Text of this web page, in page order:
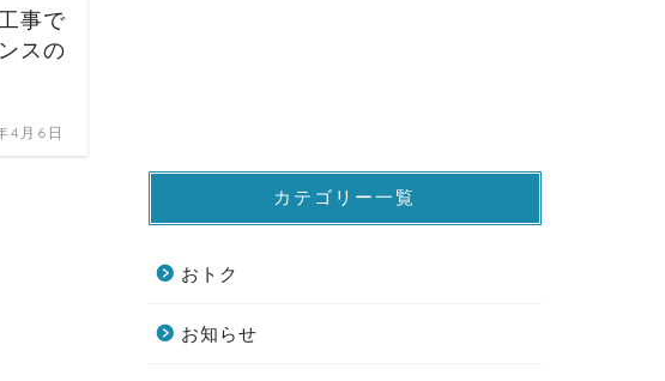
事で
スの
4月6日
カテゴリー一覧
おトク
お知らせ